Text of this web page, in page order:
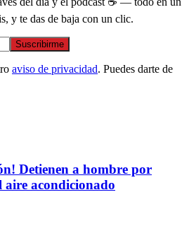
y te das de baja con un clic.
Suscribirme
aviso de privacidad. Puedes darte de
Detienen a hombre por
aire acondicionado